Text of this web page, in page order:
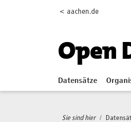
< aachen.de
Open
Datensätze
Sie sind hier